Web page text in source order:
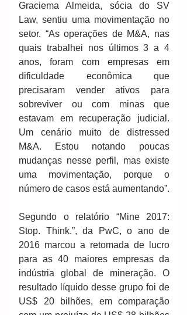
Graciema Almeida, sócia do SV
Law, sentiu uma movimentação no
setor. “As operações de M&A, nas
quais trabalhei nos últimos 3 a 4
anos, foram com empresas em
dificuldade econômica que
precisaram vender ativos para
sobreviver ou com minas que
estavam em recuperação judicial.
Um cenário muito de distressed
M&A. Estou notando poucas
mudanças nesse perfil, mas existe
uma movimentação, porque o
número de casos está aumentando”.
Segundo o relatório “Mine 2017:
Stop. Think.”, da PwC, o ano de
2016 marcou a retomada de lucro
para as 40 maiores empresas da
indústria global de mineração. O
resultado líquido desse grupo foi de
US$ 20 bilhões, em comparação